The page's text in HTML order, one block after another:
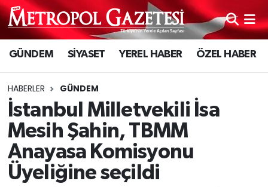
GÜNDEM SİYASET YEREL HABER ÖZEL HABER
HABERLER GÜNDEM
İstanbul Milletvekili İsa
Mesih Şahin, TBMM
Anayasa Komisyonu
Üyeliğine seçildi
Hava Durumu
Trafik Durumu
Süper Lig Puan Durumu ve Fikstür
Tüm Manşetler
Son Dakika Haberleri